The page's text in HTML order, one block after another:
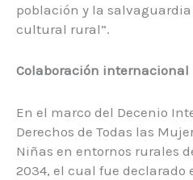
población y la
cultural rural”.
Colaboración internacional
En el marco del Decenio
Derechos de Todas las
Niñas en entornos rurales
2034, el cual fue declarado